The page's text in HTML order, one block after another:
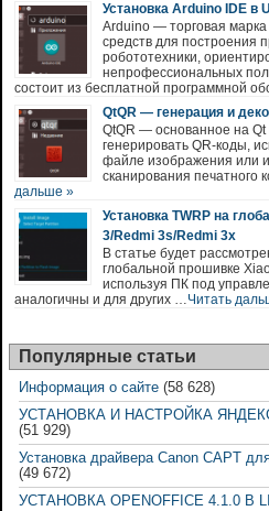
Установка Arduino IDE в
Arduino — торговая
средств для построения
робототехники,
непрофессиональных
состоит из бесплатной программной
QtQR — генерация и
QtQR — основанное на
генерировать QR-коды,
файле изображения или
сканирования печатного
дальше »
Установка TWRP на
3/Redmi 3s/Redmi 3x
В статье будет
глобальной прошивке
используя ПК под
аналогичны и для других …Читать
Популярные статьи
Информация о сайте (58 628)
УСТАНОВКА И НАСТРОЙКА ЯНДЕКС
(51 929)
Установка драйвера Canon CAPT
(49 672)
УСТАНОВКА OPENOFFICE 4.1.0 В